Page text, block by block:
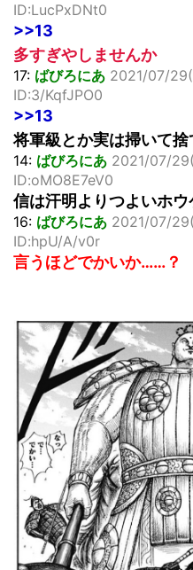
ID:LucPxDNt0
>>13
多すぎやしませんか
17: ばびろにあ 2021/07/
ID:3/KqfJPO0
>>13
将軍級とか実は掃いて
14: ばびろにあ 2021/07/
ID:oMO8E7eV0
信は汗明よりつよいホ
16: ばびろにあ 2021/07/
ID:hpU/A/v0r
言うほどでかいか……？